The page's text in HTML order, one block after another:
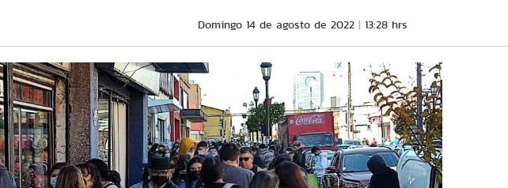
Domingo 14 de agosto de 2022 13:28 hrs